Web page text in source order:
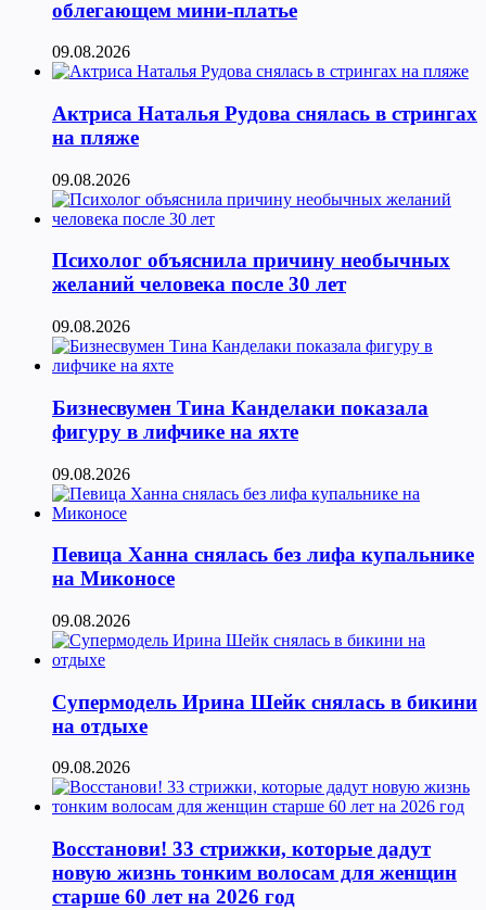
облегающем мини-платье
09.08.2026
Актриса Наталья Рудова снялась в стрингах
на пляже
09.08.2026
Психолог объяснила причину необычных
желаний человека после 30 лет
09.08.2026
Бизнесвумен Тина Канделаки показала
фигуру в лифчике на яхте
09.08.2026
Певица Ханна снялась без лифа купальнике
на Миконосе
09.08.2026
Супермодель Ирина Шейк снялась в бикини
на отдыхе
09.08.2026
Восстанови! 33 стрижки, которые дадут
новую жизнь тонким волосам для женщин
старше 60 лет на 2026 год